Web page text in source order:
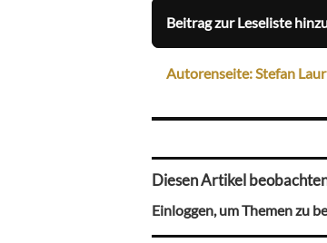
Beitrag zur Leseliste
Autorenseite: Stefan
Diesen Artikel
Einloggen, um Themen zu